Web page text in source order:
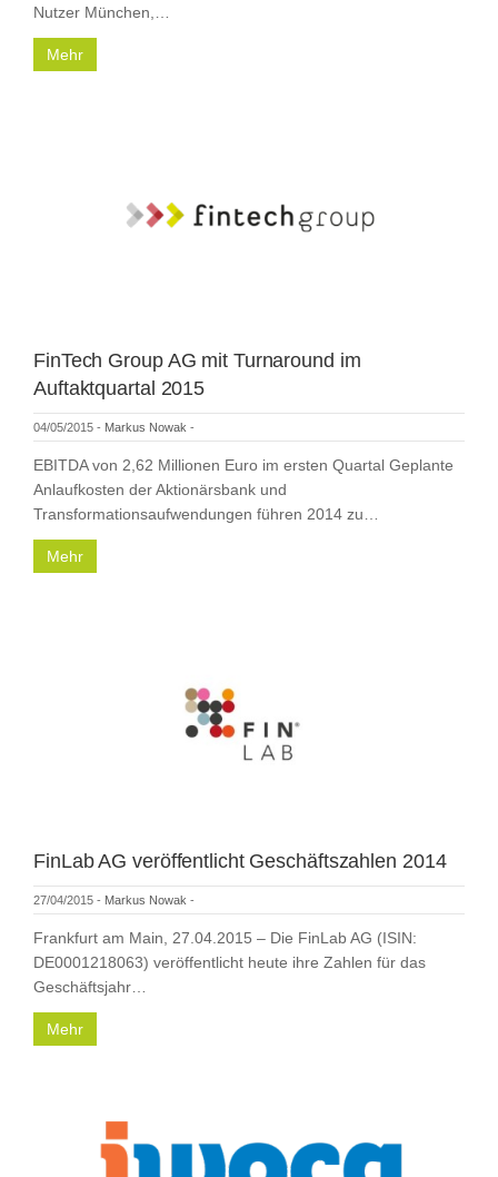
Nutzer München,…
Mehr
FinTech Group AG mit Turnaround im
Auftaktquartal 2015
04/05/2015 - Markus Nowak -
EBITDA von 2,62 Millionen Euro im ersten Quartal Geplante
Anlaufkosten der Aktionärsbank und
Transformationsaufwendungen führen 2014 zu…
Mehr
FinLab AG veröffentlicht Geschäftszahlen 2014
27/04/2015 - Markus Nowak -
Frankfurt am Main, 27.04.2015 – Die FinLab AG (ISIN:
DE0001218063) veröffentlicht heute ihre Zahlen für das
Geschäftsjahr…
Mehr